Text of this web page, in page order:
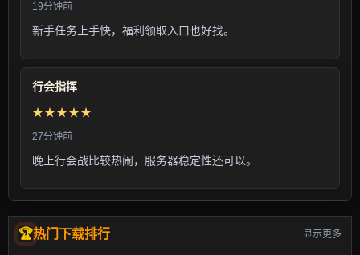
19分钟前
新手任务上手快，福利领取入口也好找。
行会指挥
★★★★★
27分钟前
晚上行会战比较热闹，服务器稳定性还可以。
热门下载排行 显示更多